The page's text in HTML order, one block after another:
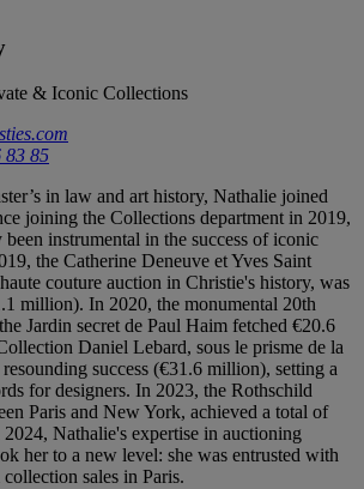
& Iconic Collections
83 85
in law and art history, Nathalie joined
joining the Collections department in 2019,
instrumental in the success of iconic
the Catherine Deneuve et Yves Saint
couture auction in Christie's history, was
million). In 2020, the monumental 20th
Jardin secret de Paul Haim fetched €20.6
Daniel Lebard, sous le prisme de la
success (€31.6 million), setting a
for designers. In 2023, the Rothschild
Paris and New York, achieved a total of
Nathalie's expertise in auctioning
her to a new level: she was entrusted with
sales in Paris.